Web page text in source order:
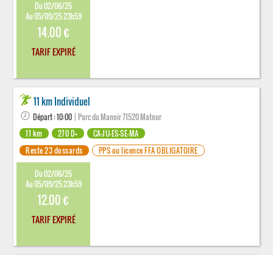
Du 02/06/25
Au 05/09/25 23h59
14.00 €
TARIF EXPIRÉ
11 km Individuel
Départ : 10:00 | Parc du Manoir 71520 Matour
11 km
270 D+
CA-JU-ES-SE-MA
Reste 23 dossards
PPS ou licence FFA OBLIGATOIRE
Du 02/06/25
Au 05/09/25 23h59
12.00 €
TARIF EXPIRÉ